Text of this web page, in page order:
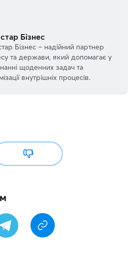
Бізнес
Бізнес – надійний партнер
та держави, який допомагає у
щоденних задач та
внутрішніх процесів.